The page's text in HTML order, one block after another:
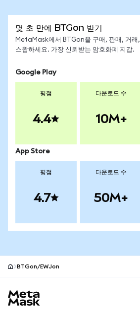
몇 초 만에 BTGon 받기
MetaMask에서 BTGon을 구매, 판매, 거래,
스왑하세요. 가장 신뢰받는 암호화폐 지갑.
Google Play
평점
4.4
다운로드 수
10M+
App Store
평점
4.7
다운로드 수
50M+
BTGon/EWJon